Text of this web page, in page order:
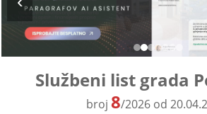
Službeni list grada
broj8/2026 od